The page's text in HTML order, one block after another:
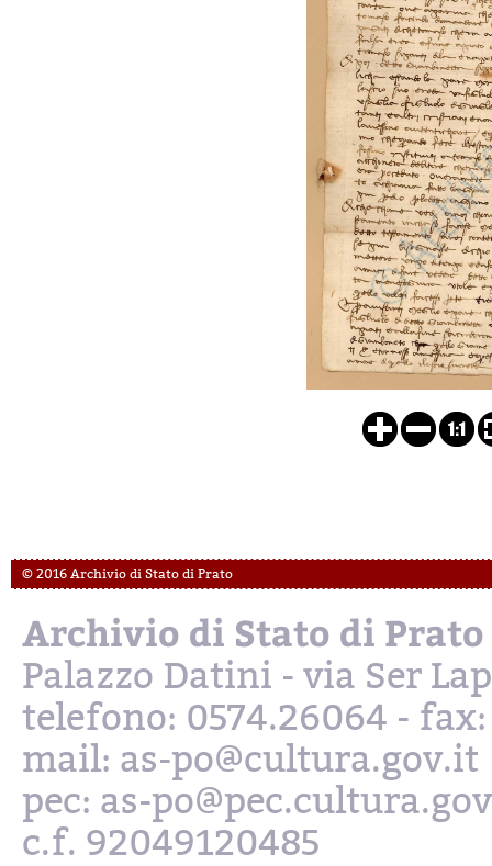
© 2016 Archivio di Stato di Prato
Archivio di Stato di Prato
Palazzo Datini - via Ser
telefono: 0574.26064 - fax:
mail: as-po@cultura.gov.it
pec: as-
c.f. 92049120485